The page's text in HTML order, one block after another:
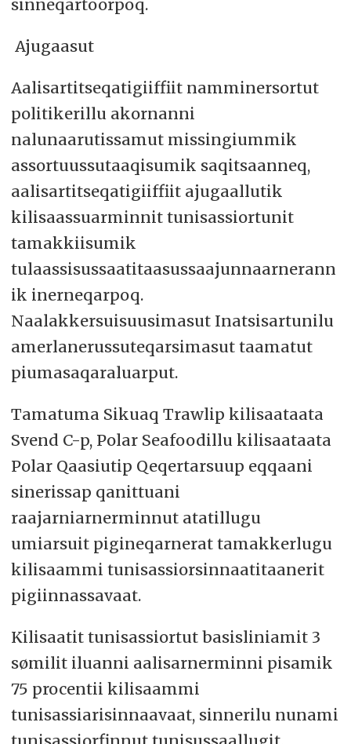
sinneqartoorpoq.
Ajugaasut
Aalisartitseqatigiiffiit namminersortut
politikerillu akornanni
nalunaarutissamut missingiummik
assortuussutaaqisumik saqitsaanneq,
aalisartitseqatigiiffiit ajugaallutik
kilisaassuarminnit tunisassiortunit
tamakkiisumik
tulaassisussaatitaasussaajunnaarnerann
ik inerneqarpoq.
Naalakkersuisuusimasut Inatsisartunilu
amerlanerussuteqarsimasut taamatut
piumasaqaraluarput.
Tamatuma Sikuaq Trawlip kilisaataata
Svend C-p, Polar Seafoodillu kilisaataata
Polar Qaasiutip Qeqertarsuup eqqaani
sinerissap qanittuani
raajarniarnerminnut atatillugu
umiarsuit pigineqarnerat tamakkerlugu
kilisaammi tunisassiorsinnaatitaanerit
pigiinnassavaat.
Kilisaatit tunisassiortut basisliniamit 3
sømilit iluanni aalisarnerminni pisamik
75 procentii kilisaammi
tunisassiarisinnaavaat, sinnerilu nunami